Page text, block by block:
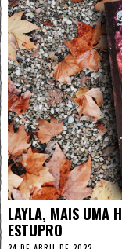
LAYLA, MAIS UMA
ESTUPRO